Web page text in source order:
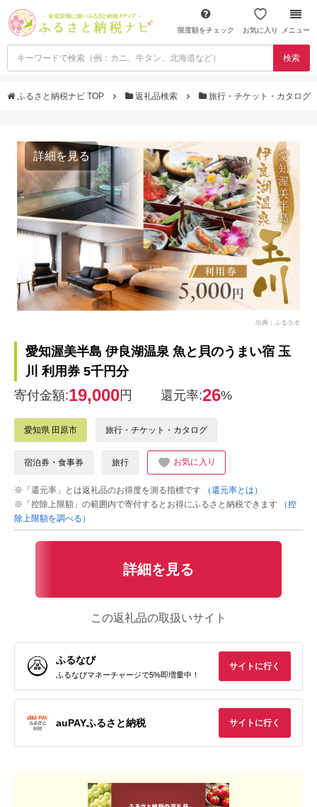
限度額をチェック お気に入り メニュー
検索
ふるさと納税ナビ TOP 返礼品検索 旅行・チケット・カタログ
詳細を見る
出典：ふるラボ
愛知渥美半島 伊良湖温泉 魚と貝のうまい宿 玉
川 利用券 5千円分
寄付金額:19,000円 還元率:26%
愛知県 田原市 旅行・チケット・カタログ
宿泊券・食事券 旅行 お気に入り
※「還元率」とは返礼品のお得度を測る指標です
（還元率とは）
※「控除上限額」の範囲内で寄付するとお得にふるさと納税できます
（控
除上限額を調べる）
詳細を見る
この返礼品の取扱いサイト
ふるなび
ふるなびマネーチャージで5%即増量中！
サイトに行く
auPAYふるさと納税 サイトに行く